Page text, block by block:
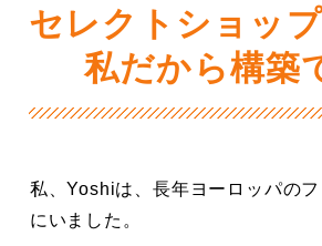
セレクトショッ
私だから構築
私、Yoshiは、長年ヨーロッパの
にいました。